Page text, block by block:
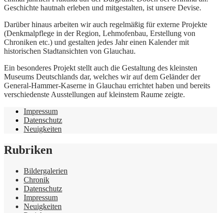
Geschichte hautnah erleben und mitgestalten, ist unsere Devise.
Darüber hinaus arbeiten wir auch regelmäßig für externe Projekte
(Denkmalpflege in der Region, Lehmofenbau, Erstellung von
Chroniken etc.) und gestalten jedes Jahr einen Kalender mit
historischen Stadtansichten von Glauchau.
Ein besonderes Projekt stellt auch die Gestaltung des kleinsten
Museums Deutschlands dar, welches wir auf dem Geländer der
General-Hammer-Kaserne in Glauchau errichtet haben und bereits
verschiedenste Ausstellungen auf kleinstem Raume zeigte.
Impressum
Datenschutz
Neuigkeiten
Rubriken
Bildergalerien
Chronik
Datenschutz
Impressum
Neuigkeiten